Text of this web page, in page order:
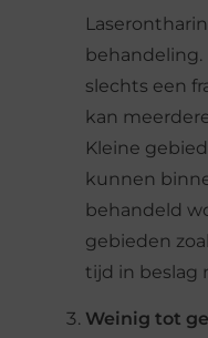
behandeling.
slechts een
kan
Kleine
kunnen
behandeld
gebieden
tijd in beslag
Weinig tot